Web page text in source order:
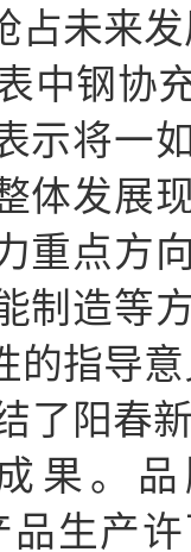
占未来
中钢协
示将一
体发
重点方
制造等
的指导
了阳春
果。品
生产